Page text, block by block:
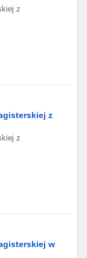
z
z
z
w